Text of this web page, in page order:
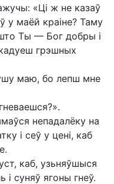
«Ці ж не казаў
у маёй краіне? Таму
Ты — Бог добры і
грэшных
маю, бо лепш мне
непадалёку на
і сеў у цені, каб
каб, узьняўшыся
суняў ягоны гнеў.